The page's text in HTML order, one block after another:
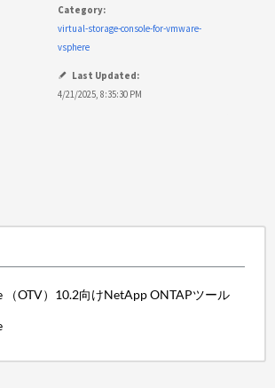
Category:
virtual-storage-console-for-vmware-
vsphere
Last Updated:
4/21/2025, 8:35:30 PM
（OTV）10.2向けNetApp ONTAPツール